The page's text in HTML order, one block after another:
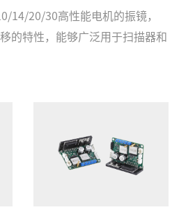
14/20/30高性能电机的振镜，
的特性，能够广泛用于扫描器和